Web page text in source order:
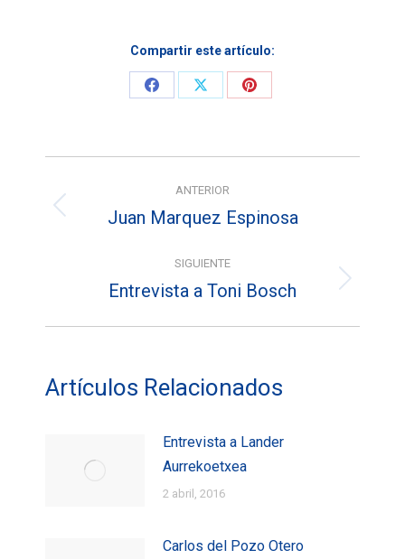
Compartir este artículo:
Share
Share
Share
entre
ANTERIOR
Entrada
Juan Marquez Espinosa
SIGUIENTE
Entrada
Entrevista a Toni Bosch
Artículos Relacionados
Entrevista a Lander
Aurrekoetxea
2 abril, 2016
Carlos del Pozo Otero